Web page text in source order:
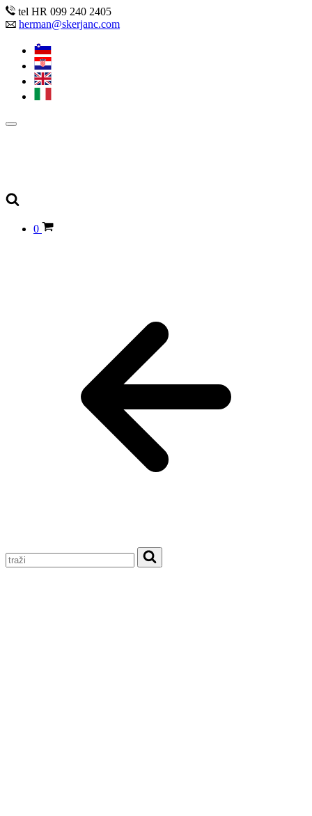
tel HR 099 240 2405
herman@skerjanc.com
0